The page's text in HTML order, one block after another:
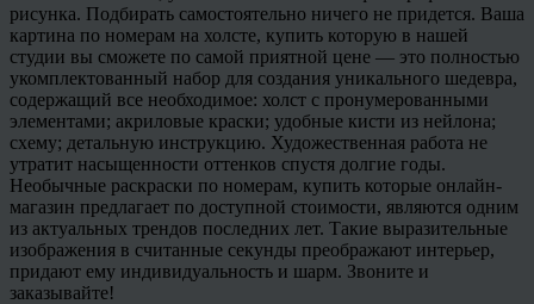
рисунка. Подбирать самостоятельно ничего не придется. Ваша
картина по номерам на холсте, купить которую в нашей
студии вы сможете по самой приятной цене — это полностью
укомплектованный набор для создания уникального шедевра,
содержащий все необходимое: холст с пронумерованными
элементами; акриловые краски; удобные кисти из нейлона;
схему; детальную инструкцию. Художественная работа не
утратит насыщенности оттенков спустя долгие годы.
Необычные раскраски по номерам, купить которые онлайн-
магазин предлагает по доступной стоимости, являются одним
из актуальных трендов последних лет. Такие выразительные
изображения в считанные секунды преображают интерьер,
придают ему индивидуальность и шарм. Звоните и
заказывайте!